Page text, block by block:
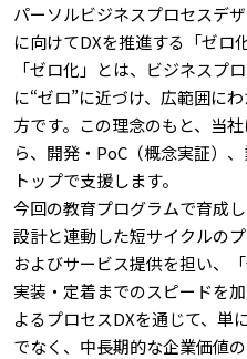
パーソルビジネスプロセスデ
に向けてDXを推進する「ゼロ
「ゼロ化」とは、ビジネスプ
に“ゼロ”に近づけ、広範囲に
方です。この理念のもと、当
ら、開発・PoC（概念実証）
トップで支援します。
今回の教育プログラムで育成
設計と連動した短サイクルの
およびサービス提供を担い、
実装・定着までのスピードを
よるプロセスDXを通じて、単
でなく、中長期的な企業価値